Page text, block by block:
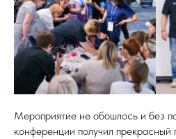
Мероприятие не обошлось и без
конференции получил